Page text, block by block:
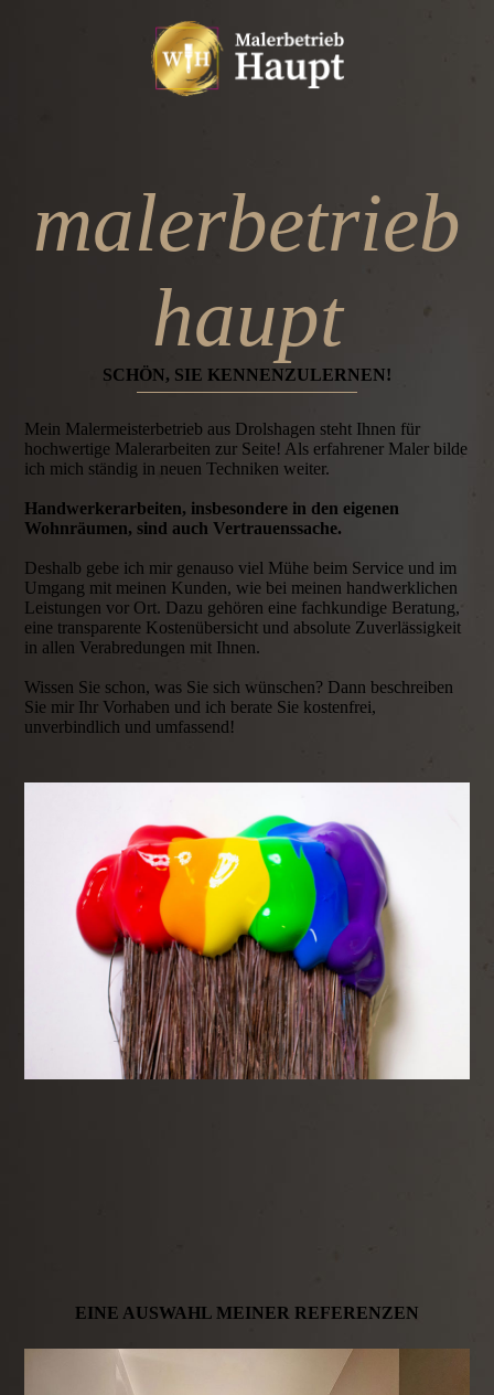
malerbetrieb
haupt
SCHÖN, SIE KENNENZU­LERNEN!
Mein Malermeisterbetrieb aus Drolshagen steht Ihnen für
hochwertige Malerarbeiten zur Seite! Als erfahrener Maler bilde
ich mich ständig in neuen Techniken weiter.
Handwerkerarbeiten, insbesondere in den eigenen
Wohnräumen, sind auch Vertrauenssache.
Deshalb gebe ich mir genauso viel Mühe beim Service und im
Umgang mit meinen Kunden, wie bei meinen handwerklichen
Leistungen vor Ort. Dazu gehören eine fachkundige Beratung,
eine transparente Kostenübersicht und absolute Zuverlässigkeit
in allen Verabredungen mit Ihnen.
Wissen Sie schon, was Sie sich wünschen? Dann beschreiben
Sie mir Ihr Vorhaben und ich berate Sie kostenfrei,
unverbindlich und umfassend!
EINE AUSWAHL MEINER REFERENZEN